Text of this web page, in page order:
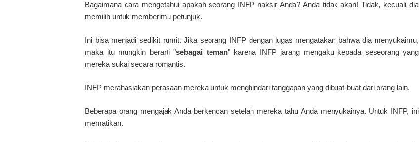
Bagaimana cara mengetahui apakah seorang INFP naksir Anda? Anda tidak akan! Tidak, kecuali dia
memilih untuk memberimu petunjuk.
Ini bisa menjadi sedikit rumit. Jika seorang INFP dengan lugas mengatakan bahwa dia menyukaimu,
maka itu mungkin berarti "sebagai teman" karena INFP jarang mengaku kepada seseorang yang
mereka sukai secara romantis.
INFP merahasiakan perasaan mereka untuk menghindari tanggapan yang dibuat-buat dari orang lain.
Beberapa orang mengajak Anda berkencan setelah mereka tahu Anda menyukainya. Untuk INFP, ini
mematikan.